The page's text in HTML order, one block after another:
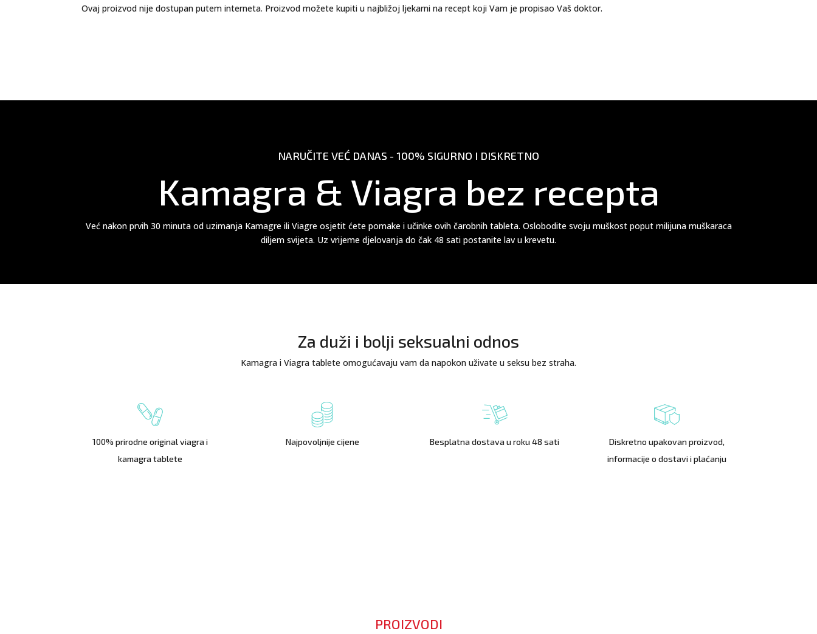
Ovaj proizvod nije dostupan putem interneta. Proizvod možete kupiti u najbližoj ljekarni na recept koji Vam je propisao Vaš doktor.
NARUČITE VEĆ DANAS - 100% SIGURNO I DISKRETNO
Kamagra & Viagra bez recepta
Već nakon prvih 30 minuta od uzimanja Kamagre ili Viagre osjetit ćete pomake i učinke ovih čarobnih tableta. Oslobodite svoju muškost poput milijuna muškaraca
diljem svijeta. Uz vrijeme djelovanja do čak 48 sati postanite lav u krevetu.
Za duži i bolji seksualni odnos
Kamagra i Viagra tablete omogućavaju vam da napokon uživate u seksu bez straha.
100% prirodne original viagra i
kamagra tablete
Najpovoljnije cijene Besplatna dostava u roku 48 sati
Diskretno upakovan proizvod,
informacije o dostavi i plaćanju
PROIZVODI